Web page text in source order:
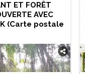
ET FORÊT
AVEC
(Carte postale